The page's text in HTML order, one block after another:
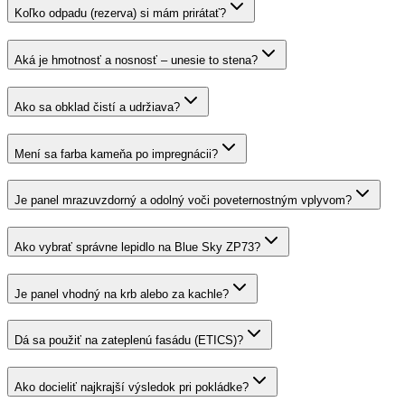
Koľko odpadu (rezerva) si mám prirátať?
Aká je hmotnosť a nosnosť – unesie to stena?
Ako sa obklad čistí a udržiava?
Mení sa farba kameňa po impregnácii?
Je panel mrazuvzdorný a odolný voči poveternostným vplyvom?
Ako vybrať správne lepidlo na Blue Sky ZP73?
Je panel vhodný na krb alebo za kachle?
Dá sa použiť na zateplenú fasádu (ETICS)?
Ako docieliť najkrajší výsledok pri pokládke?